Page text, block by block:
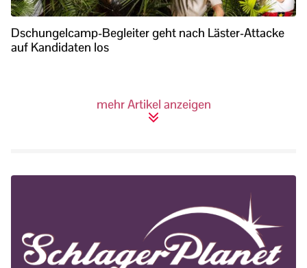
Dschungelcamp-Begleiter geht nach Läster-Attacke
auf Kandidaten los
mehr Artikel anzeigen